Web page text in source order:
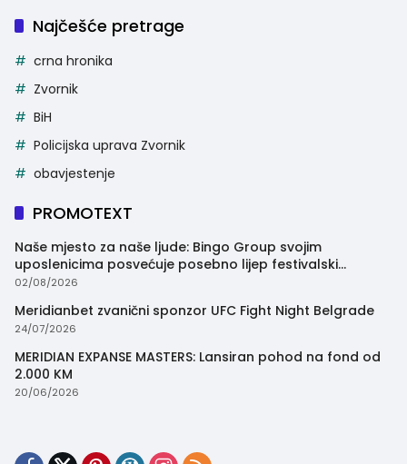
Najčešće pretrage
crna hronika
Zvornik
BiH
Policijska uprava Zvornik
obavjestenje
PROMOTEXT
Naše mjesto za naše ljude: Bingo Group svojim
uposlenicima posvećuje posebno lijep festivalski
trenutak
02/08/2026
Meridianbet zvanični sponzor UFC Fight Night Belgrade
24/07/2026
MERIDIAN EXPANSE MASTERS: Lansiran pohod na fond od
2.000 KM
20/06/2026